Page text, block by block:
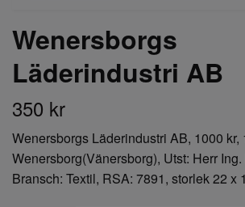
Wenersborgs
Läderindustri AB
350 kr
Wenersborgs Läderindustri AB, 1000 kr,
Wenersborg(Vänersborg), Utst: Herr Ing.
Bransch: Textil, RSA: 7891, storlek 22 x